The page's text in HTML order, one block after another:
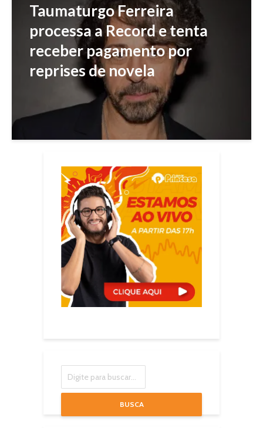
Taumaturgo Ferreira
processa a Record e tenta
receber pagamento por
reprises de novela
BUSCA